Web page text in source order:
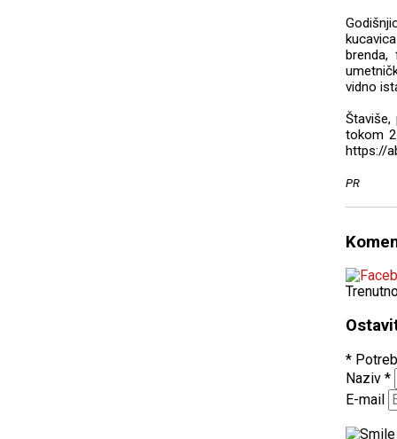
vidno
tokom
https://
PR
*
Naziv *
E-mail